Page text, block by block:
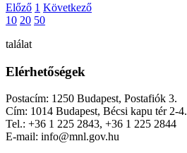
Előző 1 Következő
10 20 50
találat
Elérhetőségek
Postacím: 1250 Budapest, Postafiók 3.
Cím: 1014 Budapest, Bécsi kapu tér 2-4.
Tel.: +36 1 225 2843, +36 1 225 2844
E-mail: info@mnl.gov.hu